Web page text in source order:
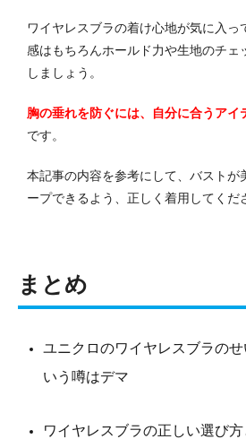
ワイヤレスブラの着け心地が気に入っ
感はもちろんホールド力や生地のチェ
しましょう。
胸の垂れを防ぐには、自分に合うアイ
です。
本記事の内容を参考にして、バストが
ープできるよう、正しく着用してくだ
まとめ
ユニクロのワイヤレスブラの
いう噂はデマ
ワイヤレスブラの正しい選び